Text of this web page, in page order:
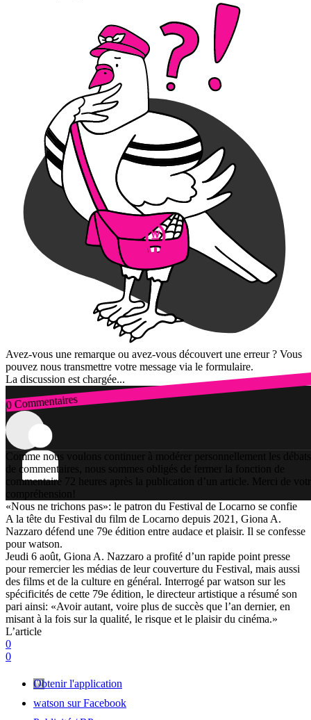
Avez-vous une remarque ou avez-vous découvert une erreur ? Vous
pouvez nous transmettre votre message via le formulaire.
La discussion est chargée...
0 Commentaires
Connexion
Comme nous voulons continuer à modérer personnellement les débats
de commentaires, nous sommes obligés de fermer la fonction de
commentaire 72 heures après la publication d’un article. Merci de
compréhension!
«Nous ne trichons pas»: le patron du Festival de Locarno se confie
A la tête du Festival du film de Locarno depuis 2021, Giona A.
Nazzaro défend une 79e édition entre audace et plaisir. Il se confesse
pour watson.
Jeudi 6 août, Giona A. Nazzaro a profité d’un rapide point presse
pour remercier les médias de leur couverture du Festival, mais aussi
des films et de la culture en général. Interrogé par watson sur les
spécificités de cette 79e édition, le directeur artistique a résumé son
pari ainsi: «Avoir autant, voire plus de succès que l’an dernier, en
misant à la fois sur la qualité, le risque et le plaisir du cinéma.»
L’article
0
0
Obtenir l'application
watson sur Facebook